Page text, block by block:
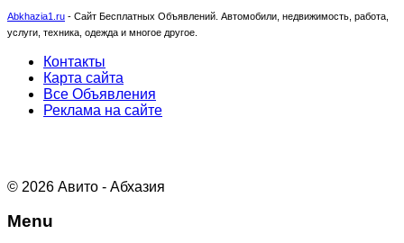
Abkhazia1.ru - Сайт Бесплатных Объявлений. Автомобили, недвижимость, работа,
услуги, техника, одежда и многое другое.
Контакты
Карта сайта
Все Объявления
Реклама на сайте
© 2026 Авито - Абхазия
Menu